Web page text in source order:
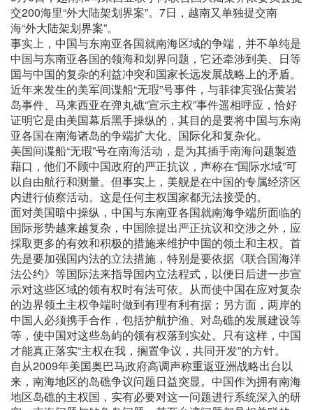
交200海里“外大陆架划界案”。7日，越南又单独提交南
海“外大陆架划界案”。
事实上，中国与东南亚各国就南海区域的争端，并不单纯是
中国与东南亚各国的领海和划界问题，它还牵涉到美、日等
国与中国的复杂的利益冲突和国家长远发展战略上的矛盾。
近年来发生的美军间谍船“无瑕”号事件，与菲律宾强佔黄岩
岛事件、马来西亚在弹丸礁“宣示主权”事件遥相呼应，恰好
证明它是由美国幕后黑手操纵的，其目的是要将中国与东南
亚各国在南海诸岛的争端扩大化、国际化和复杂化。
美国间谍船“无瑕”号在南海活动，是为其插手南海问题製造
藉口，他们不顾中国政府的严正抗议，声称在“国际水域”可
以自由航行和测量。但事实上，美舰是在中国的专属经济区
内进行侦察活动。这是任何主权国家都无法接受的。
面对美国暗中操纵，中国与东南亚各国就南海争端所面临的
国际形势越来越复杂，中国除提出严正抗议和交涉之外，应
採取更多的有效和积极的措施来维护中国的领土和主权。首
先是要加强国内法的立法措施，特别是要依据《联合国海洋
法公约》等国际法来指导国内立法程式，以便日后进一步宣
示对这些区域的领有权时有法可依。从而使中国在应对复杂
的边界领土主权争端时做到有理有利有据；另方面，两岸的
中国人必须携手合作，包括护航护渔、对岛礁的发展建设等
等，使中国对这些岛屿的领有权落到实处。只有这样，中国
才能真正落实“主权在我，搁置争议，共同开发”的方针。
自从2009年美国奥巴马政府高调声称重返亚洲战略出台以
来，南海地区的岛礁争议问题日益突显。中国作为拥有南海
地区岛礁的主权国，实有必要对这一问题进行系统深入的研